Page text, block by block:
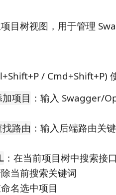
项目树视图，用于管理
/ Cmd+Shift+P)
项目 ：输入 Swagger/
路由 ：输入后端路由关
：在当前项目树中搜索接
除当前搜索关键词
命名选中项目